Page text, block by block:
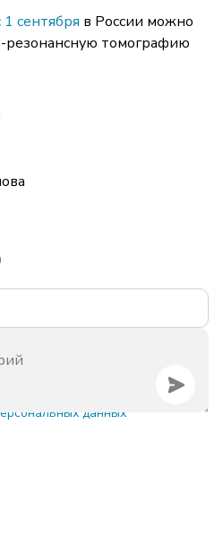
1 сентября в России можно
резонансную томографию
данных